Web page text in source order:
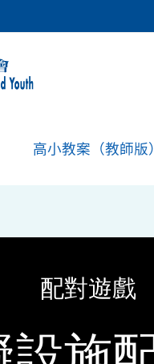
高小教案（教師版）